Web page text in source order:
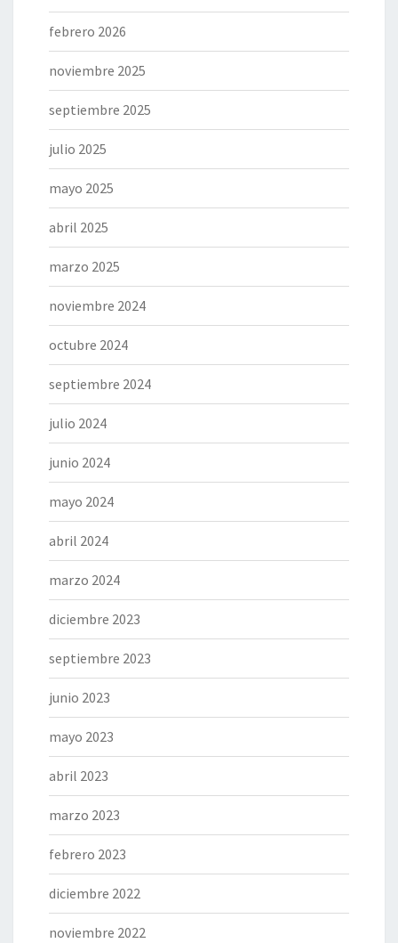
febrero 2026
noviembre 2025
septiembre 2025
julio 2025
mayo 2025
abril 2025
marzo 2025
noviembre 2024
octubre 2024
septiembre 2024
julio 2024
junio 2024
mayo 2024
abril 2024
marzo 2024
diciembre 2023
septiembre 2023
junio 2023
mayo 2023
abril 2023
marzo 2023
febrero 2023
diciembre 2022
noviembre 2022